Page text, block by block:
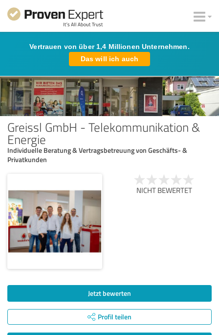
Vertrauen von über 1,4 Millionen Unternehmen.
Das will ich auch
Greissl GmbH - Telekommunikation &
Energie
Individuelle Beratung & Vertragsbetreuung von Geschäfts- &
Privatkunden
NICHT BEWERTET
Jetzt bewerten
Profil teilen